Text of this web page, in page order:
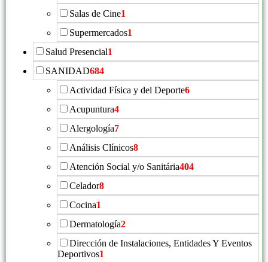
Salas de Cine1
Supermercados1
Salud Presencial1
SANIDAD684
Actividad Física y del Deporte6
Acupuntura4
Alergología7
Análisis Clínicos8
Atención Social y/o Sanitária404
Celador8
Cocina1
Dermatología2
Dirección de Instalaciones, Entidades Y Eventos
Deportivos1